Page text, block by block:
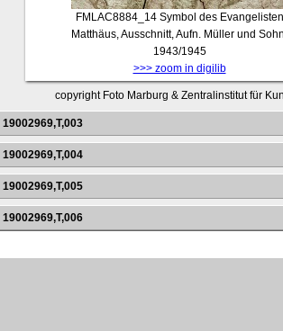
FMLAC8884_14 Symbol des Evangelisten
Matthäus, Ausschnitt, Aufn. Müller und
1943/1945
>>> zoom in digilib
copyright Foto Marburg & Zentralinstitut für
19002969,T,003
19002969,T,004
19002969,T,005
19002969,T,006